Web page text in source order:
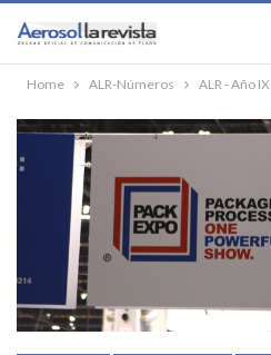
Home ALR-Números ALR - Año IX